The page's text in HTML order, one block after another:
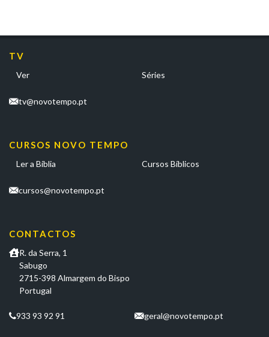
TV
Ver Séries
tv@novotempo.pt
CURSOS NOVO TEMPO
Ler a Bíblia Cursos Bíblicos
cursos@novotempo.pt
CONTACTOS
R. da Serra, 1
Sabugo
2715-398 Almargem do Bispo
Portugal
933 93 92 91 geral@novotempo.pt